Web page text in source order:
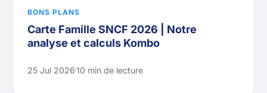
BONS PLANS
Carte Famille SNCF 2026 | Notre
analyse et calculs Kombo
25 Jul 202610 min de lecture